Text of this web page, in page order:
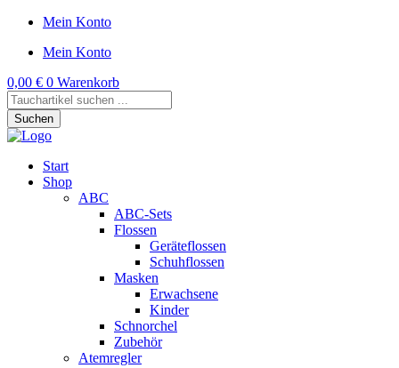
Mein Konto
Mein Konto
0,00 € 0 Warenkorb
Products
search
Suchen
Start
Shop
ABC
ABC-Sets
Flossen
Geräteflossen
Schuhflossen
Masken
Erwachsene
Kinder
Schnorchel
Zubehör
Atemregler